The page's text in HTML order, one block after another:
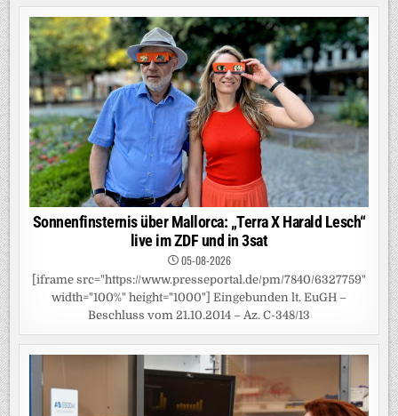
Sonnenfinsternis über Mallorca: „Terra X Harald Lesch“
live im ZDF und in 3sat
05-08-2026
[iframe src="https://www.presseportal.de/pm/7840/6327759"
width="100%" height="1000"] Eingebunden lt. EuGH –
Beschluss vom 21.10.2014 – Az. C-348/13